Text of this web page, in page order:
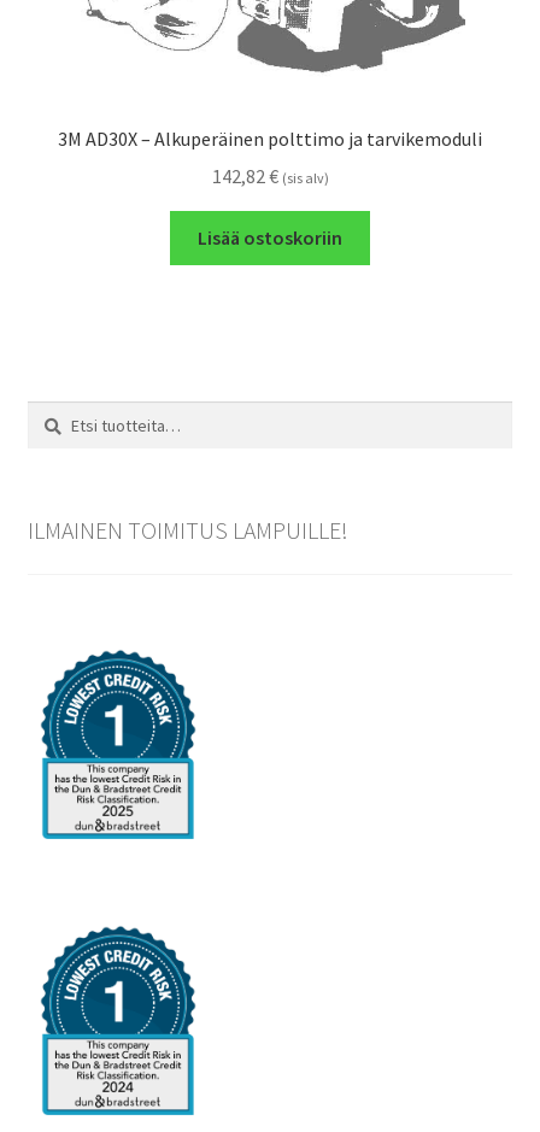
3M AD30X – Alkuperäinen polttimo ja tarvikemoduli
142,82 € (sis alv)
Lisää ostoskoriin
Etsi:
Haku
ILMAINEN TOIMITUS LAMPUILLE!